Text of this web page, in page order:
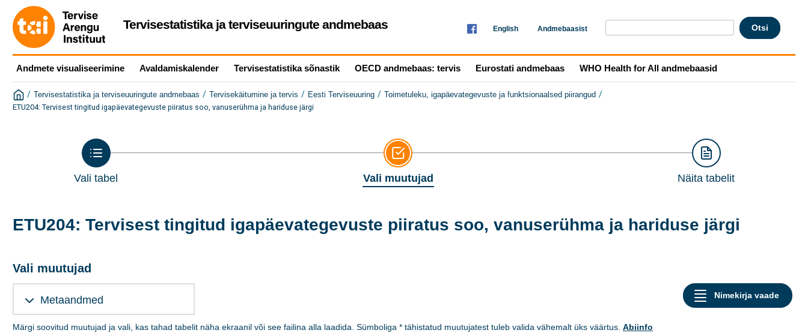
Tervisestatistika ja terviseuuringute andmebaas English Andmebaasist
Andmete visualiseerimine Avaldamiskalender Tervisestatistika sõnastik OECD andmebaas: tervis Eurostati andmebaas WHO Health for All andmebaasid
/ Tervisestatistika ja terviseuuringute andmebaas / Tervisekäitumine ja tervis / Eesti Terviseuuring / Toimetuleku, igapäevategevuste ja funktsionaalsed piirangud /
ETU204: Tervisest tingitud igapäevategevuste piiratus soo, vanuserühma ja hariduse järgi
Vali tabel Vali muutujad Näita tabelit
ETU204: Tervisest tingitud igapäevategevuste piiratus soo, vanuserühma ja hariduse järgi
Vali muutujad
Metaandmed
Märgi soovitud muutujad ja vali, kas tahad tabelit näha ekraanil või see failina alla laadida. Sümboliga * tähistatud muutujatest tuleb valida vähemalt üks väärtus. Abiinfo